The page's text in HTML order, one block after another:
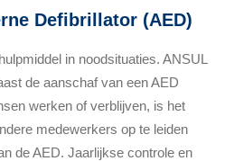
Defibrillator (AED)
in noodsituaties. ANSUL
de aanschaf van een AED
werken of verblijven, is het
medewerkers op te leiden
de AED. Jaarlijkse controle en